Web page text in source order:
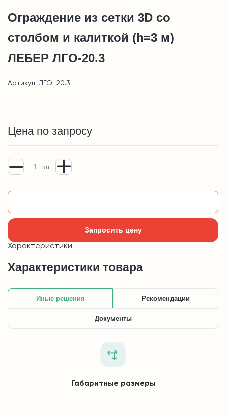
Ограждение из сетки 3D со
столбом и калиткой (h=3 м)
ЛЕБЕР ЛГО-20.3
Артикул: ЛГО-20.3
Цена по запросу
шт.
Запросить цену
Характеристики
Характеристики товара
Иные решения Рекомендации
Документы
Габаритные размеры